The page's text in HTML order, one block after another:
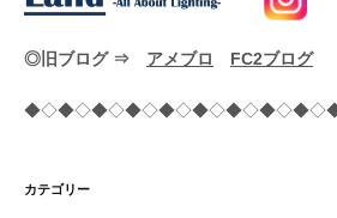
◎旧ブログ ⇒ アメブロ FC2ブログ
カテゴリー